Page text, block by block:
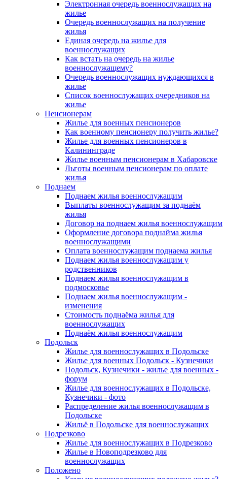
Электронная очередь военнослужащих на
жилье
Очередь военнослужащих на получение
жилья
Единая очередь на жилье для
военнослужащих
Как встать на очередь на жилье
военнослужащему?
Очередь военнослужащих нуждающихся в
жилье
Список военнослужащих очередников на
жилье
Пенсионерам
Жилье для военных пенсионеров
Как военному пенсионеру получить жилье?
Жилье для военных пенсионеров в
Калининграде
Жилье военным пенсионерам в Хабаровске
Льготы военным пенсионерам по оплате
жилья
Поднаем
Поднаем жилья военнослужащим
Выплаты военнослужащим за поднаём
жилья
Договор на поднаем жилья военнослужащим
Оформление договора поднайма жилья
военнослужащими
Оплата военнослужащим поднаема жилья
Поднаем жилья военнослужащим у
родственников
Поднаем жилья военнослужащим в
подмосковье
Поднаем жилья военнослужащим -
изменения
Стоимость поднаёма жилья для
военнослужащих
Поднаём жилья военнослужащим
Подольск
Жилье для военнослужащих в Подольске
Жилье для военных Подольск - Кузнечики
Подольск, Кузнечики - жилье для военных -
форум
Жилье для военнослужащих в Подольске,
Кузнечики - фото
Распределение жилья военнослужащим в
Подольске
Жильё в Подольске для военнослужащих
Подрезково
Жилье для военнослужащих в Подрезково
Жилье в Новоподрезково для
военнослужащих
Положено